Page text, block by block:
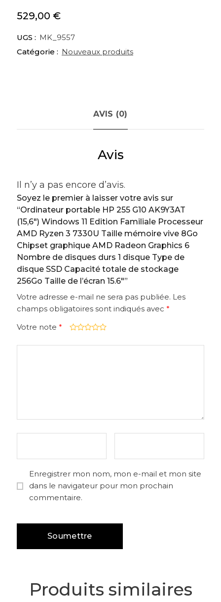
529,00 €
UGS : MK_9557
Catégorie : Nouveaux produits
AVIS (0)
Avis
Il n’y a pas encore d’avis.
Soyez le premier à laisser votre avis sur
“Ordinateur portable HP 255 G10 AK9Y3AT
(15,6″) Windows 11 Edition Familiale Processeur
AMD Ryzen 3 7330U Taille mémoire vive 8Go
Chipset graphique AMD Radeon Graphics 6
Nombre de disques durs 1 disque Type de
disque SSD Capacité totale de stockage
256Go Taille de l’écran 15.6″”
Votre adresse e-mail ne sera pas publiée. Les
champs obligatoires sont indiqués avec *
Votre note *
Enregistrer mon nom, mon e-mail et mon site
dans le navigateur pour mon prochain
commentaire.
Produits similaires